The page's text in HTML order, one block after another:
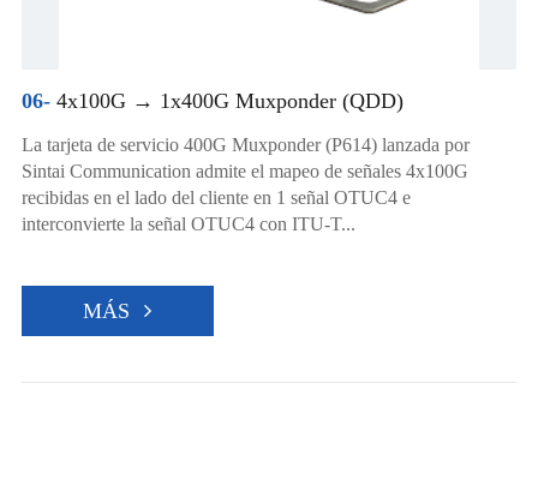
06-4x100G → 1x400G Muxponder (QDD)
La tarjeta de servicio 400G Muxponder (P614) lanzada por
Sintai Communication admite el mapeo de señales 4x100G
recibidas en el lado del cliente en 1 señal OTUC4 e
interconvierte la señal OTUC4 con ITU-T...
MÁS